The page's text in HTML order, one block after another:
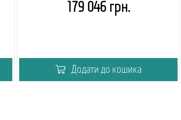
179 046 грн.
Додати до кошика